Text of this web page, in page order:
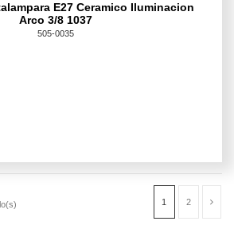
E27 Ceramico Iluminacion
Arco 3/8 1037
505-0035